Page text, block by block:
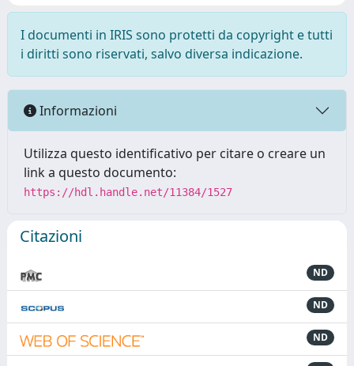
I documenti in IRIS sono protetti da copyright e tutti
i diritti sono riservati, salvo diversa indicazione.
Informazioni
Utilizza questo identificativo per citare o creare un
link a questo documento:
https://hdl.handle.net/11384/1527
Citazioni
ND
ND
ND